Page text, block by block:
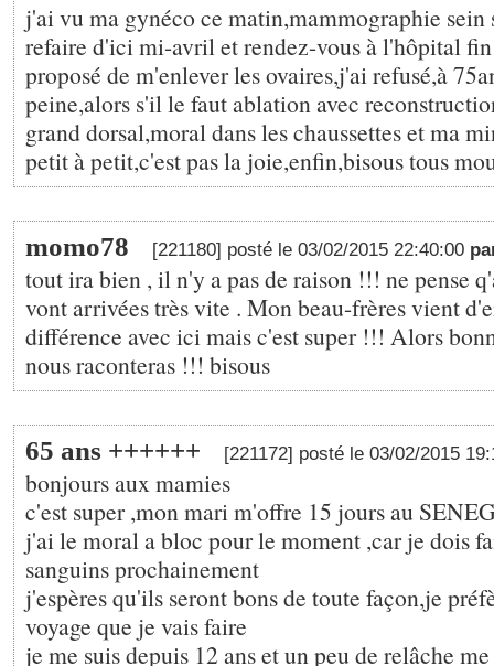
j'ai vu ma gynéco ce matin,mammographie sein
refaire d'ici mi-avril et rendez-vous à l'hôpital
proposé de m'enlever les ovaires,j'ai refusé,à
peine,alors s'il le faut ablation avec
grand dorsal,moral dans les chaussettes et ma
petit à petit,c'est pas la joie,enfin,bisous tous
momo78 [221180] posté le 03/02/2015 22:40:00
tout ira bien , il n'y a pas de raison !!! ne pense
vont arrivées très vite . Mon beau-frères vient
différence avec ici mais c'est super !!! Alors
nous raconteras !!! bisous
65 ans ++++++ [221172] posté le 03/02/2015
bonjours aux mamies
c'est super ,mon mari m'offre 15 jours au
j'ai le moral a bloc pour le moment ,car je dois
sanguins prochainement
j'espères qu'ils seront bons de toute façon,je
voyage que je vais faire
je me suis depuis 12 ans et un peu de relâche